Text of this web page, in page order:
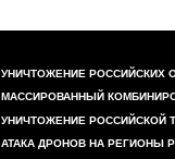
УНИЧТОЖЕНИЕ РОССИЙСКИХ
МАССИРОВАННЫЙ
УНИЧТОЖЕНИЕ РОССИЙСКОЙ
АТАКА ДРОНОВ НА РЕГИОНЫ